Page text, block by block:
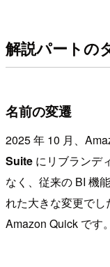
解説パートの
名前の変遷
2025 年 10 月、
Suite にリブランデ
なく、従来の BI 機
れた大きな変更で
Amazon Quick です。